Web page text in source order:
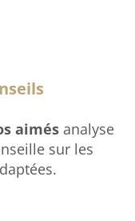
aimésanalyse
sur les